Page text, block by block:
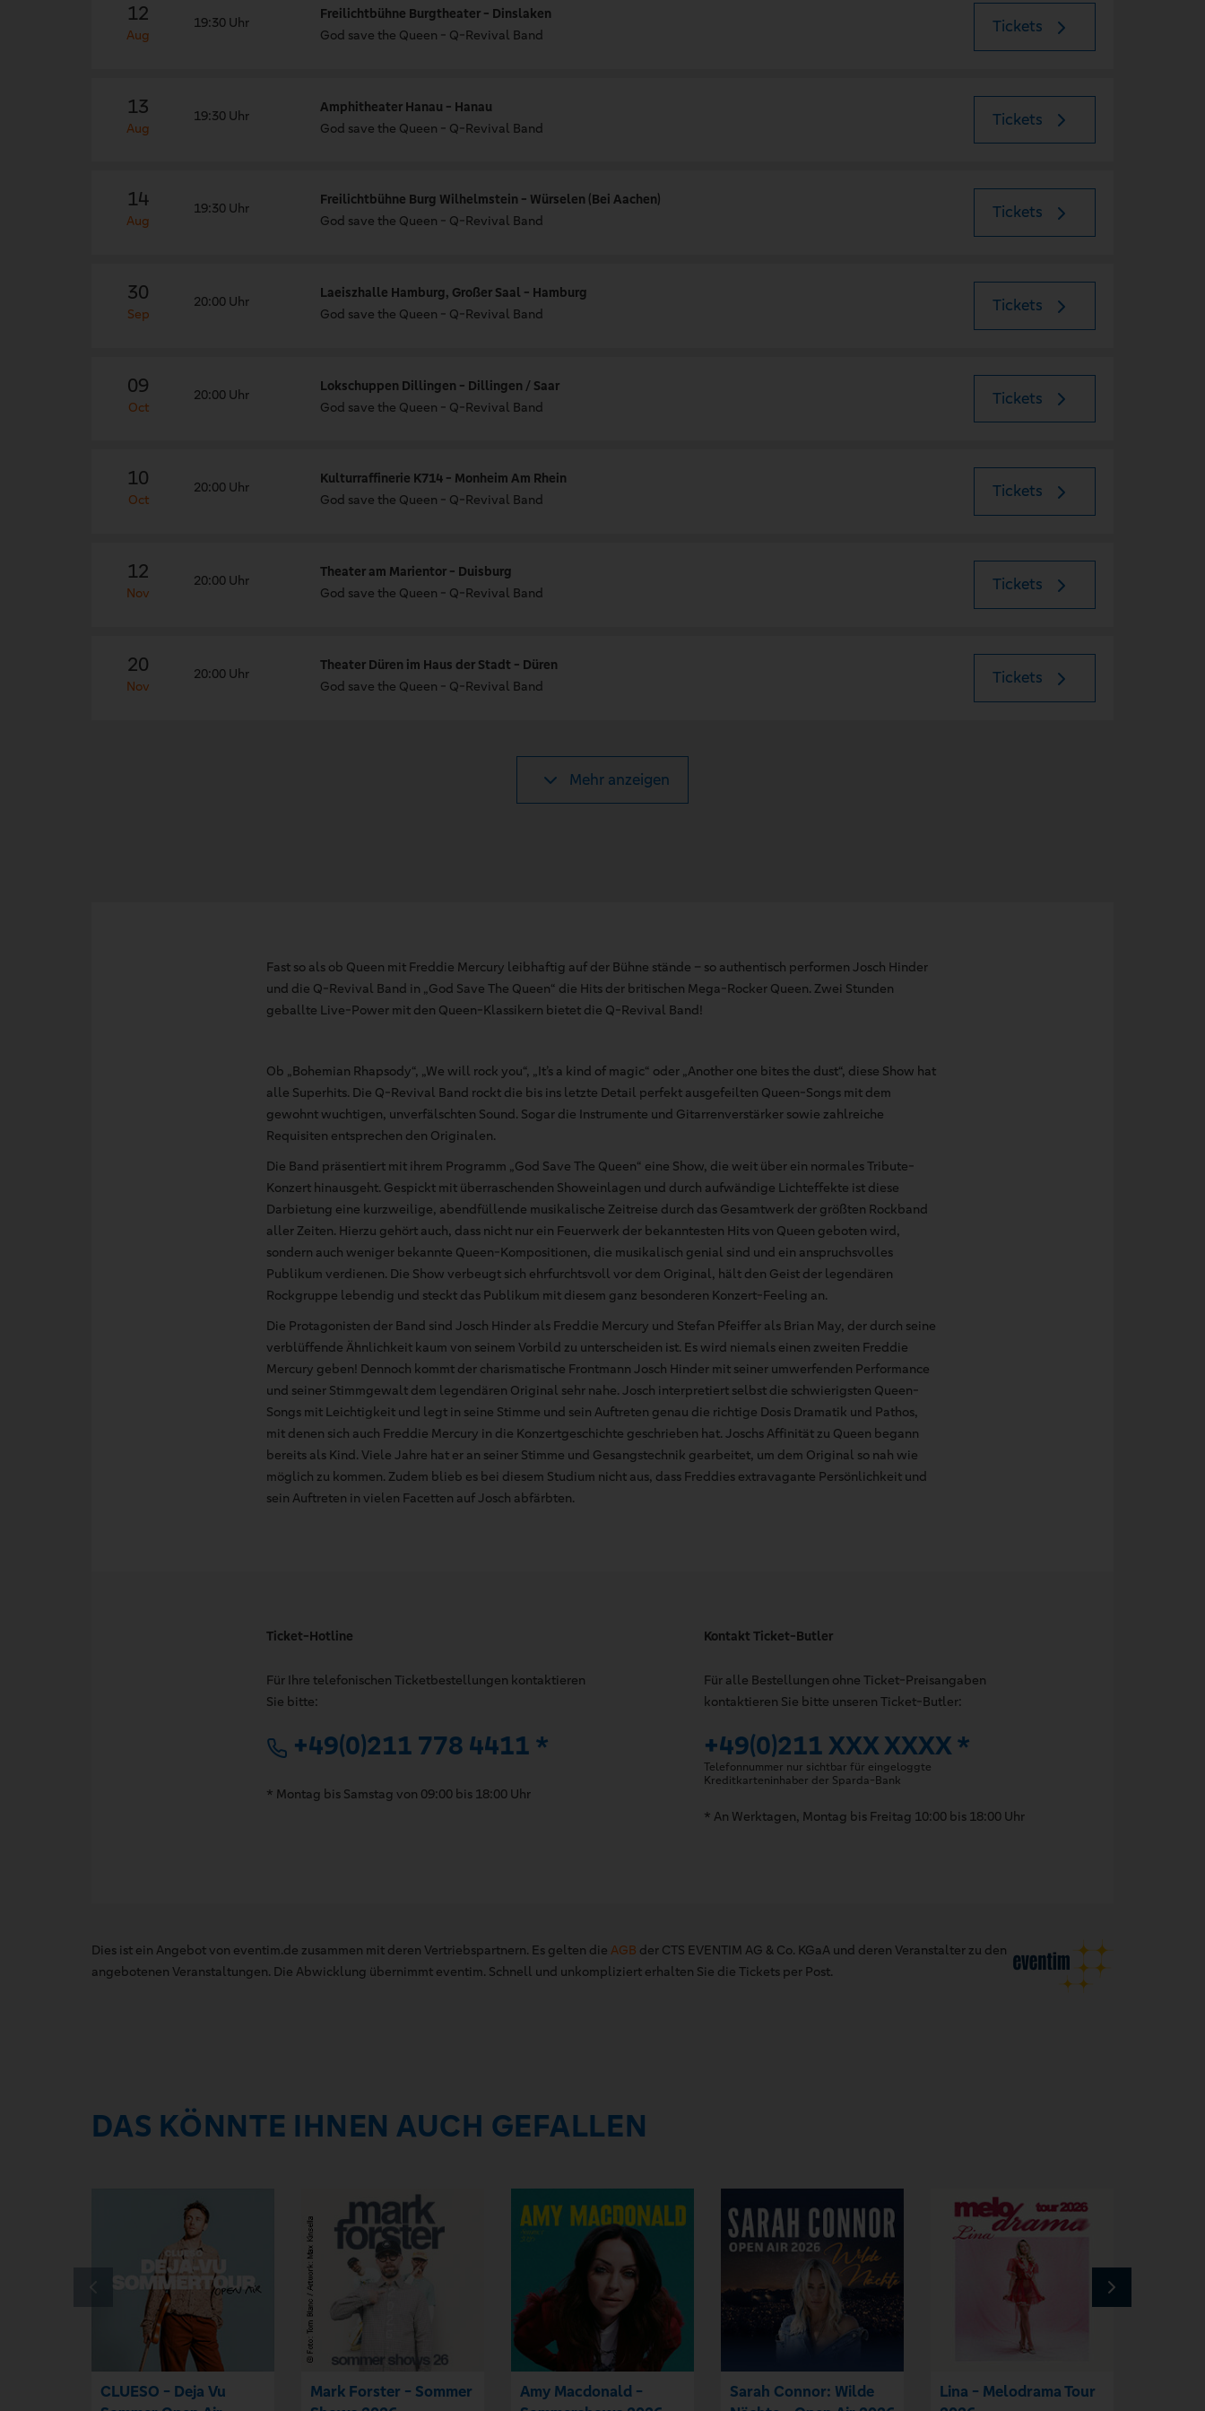
12
Aug
19:30 Uhr
Freilichtbühne Burgtheater - Dinslaken
God save the Queen - Q-Revival Band
Tickets
13
Aug
19:30 Uhr
Amphitheater Hanau - Hanau
God save the Queen - Q-Revival Band
Tickets
14
Aug
19:30 Uhr
Freilichtbühne Burg Wilhelmstein - Würselen (Bei Aachen)
God save the Queen - Q-Revival Band
Tickets
30
Sep
20:00 Uhr
Laeiszhalle Hamburg, Großer Saal - Hamburg
God save the Queen - Q-Revival Band
Tickets
09
Oct
20:00 Uhr
Lokschuppen Dillingen - Dillingen / Saar
God save the Queen - Q-Revival Band
Tickets
10
Oct
20:00 Uhr
Kulturraffinerie K714 - Monheim Am Rhein
God save the Queen - Q-Revival Band
Tickets
12
Nov
20:00 Uhr
Theater am Marientor - Duisburg
God save the Queen - Q-Revival Band
Tickets
20
Nov
20:00 Uhr
Theater Düren im Haus der Stadt - Düren
God save the Queen - Q-Revival Band
Tickets
Mehr anzeigen
Fast so als ob Queen mit Freddie Mercury leibhaftig auf der Bühne stände – so authentisch performen Josch Hinder
und die Q-Revival Band in „God Save The Queen“ die Hits der britischen Mega-Rocker Queen. Zwei Stunden
geballte Live-Power mit den Queen-Klassikern bietet die Q-Revival Band!
Ob „Bohemian Rhapsody“, „We will rock you“, „It’s a kind of magic“ oder „Another one bites the dust“, diese Show hat
alle Superhits. Die Q-Revival Band rockt die bis ins letzte Detail perfekt ausgefeilten Queen-Songs mit dem
gewohnt wuchtigen, unverfälschten Sound. Sogar die Instrumente und Gitarrenverstärker sowie zahlreiche
Requisiten entsprechen den Originalen.
Die Band präsentiert mit ihrem Programm „God Save The Queen“ eine Show, die weit über ein normales Tribute-
Konzert hinausgeht. Gespickt mit überraschenden Showeinlagen und durch aufwändige Lichteffekte ist diese
Darbietung eine kurzweilige, abendfüllende musikalische Zeitreise durch das Gesamtwerk der größten Rockband
aller Zeiten. Hierzu gehört auch, dass nicht nur ein Feuerwerk der bekanntesten Hits von Queen geboten wird,
sondern auch weniger bekannte Queen-Kompositionen, die musikalisch genial sind und ein anspruchsvolles
Publikum verdienen. Die Show verbeugt sich ehrfurchtsvoll vor dem Original, hält den Geist der legendären
Rockgruppe lebendig und steckt das Publikum mit diesem ganz besonderen Konzert-Feeling an.
Die Protagonisten der Band sind Josch Hinder als Freddie Mercury und Stefan Pfeiffer als Brian May, der durch seine
verblüffende Ähnlichkeit kaum von seinem Vorbild zu unterscheiden ist. Es wird niemals einen zweiten Freddie
Mercury geben! Dennoch kommt der charismatische Frontmann Josch Hinder mit seiner umwerfenden Performance
und seiner Stimmgewalt dem legendären Original sehr nahe. Josch interpretiert selbst die schwierigsten Queen-
Songs mit Leichtigkeit und legt in seine Stimme und sein Auftreten genau die richtige Dosis Dramatik und Pathos,
mit denen sich auch Freddie Mercury in die Konzertgeschichte geschrieben hat. Joschs Affinität zu Queen begann
bereits als Kind. Viele Jahre hat er an seiner Stimme und Gesangstechnik gearbeitet, um dem Original so nah wie
möglich zu kommen. Zudem blieb es bei diesem Studium nicht aus, dass Freddies extravagante Persönlichkeit und
sein Auftreten in vielen Facetten auf Josch abfärbten.
Ticket-Hotline
Für Ihre telefonischen Ticketbestellungen kontaktieren
Sie bitte:
+49(0)211 778 4411 *
* Montag bis Samstag von 09:00 bis 18:00 Uhr
Kontakt Ticket-Butler
Für alle Bestellungen ohne Ticket-Preisangaben
kontaktieren Sie bitte unseren Ticket-Butler:
+49(0)211 XXX XXXX *
Telefonnummer nur sichtbar für eingeloggte
Kreditkarteninhaber der Sparda-Bank
* An Werktagen, Montag bis Freitag 10:00 bis 18:00 Uhr
Dies ist ein Angebot von eventim.de zusammen mit deren Vertriebspartnern. Es gelten die AGB der CTS EVENTIM AG & Co. KGaA und deren Veranstalter zu den
angebotenen Veranstaltungen. Die Abwicklung übernimmt eventim. Schnell und unkompliziert erhalten Sie die Tickets per Post.
DAS KÖNNTE IHNEN AUCH GEFALLEN
CLUESO - Deja Vu
Mark Forster - Sommer
Amy Macdonald -
Sarah Connor: Wilde
Lina - Melodrama Tour